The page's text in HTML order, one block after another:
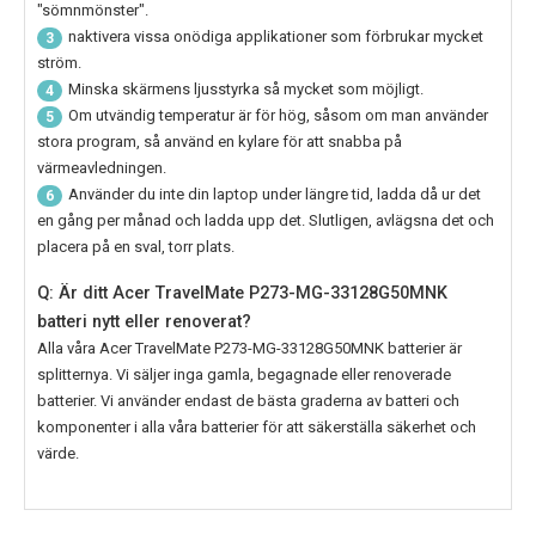
"sömnmönster".
3
naktivera vissa onödiga applikationer som förbrukar mycket
ström.
4 Minska skärmens ljusstyrka så mycket som möjligt.
5
Om utvändig temperatur är för hög, såsom om man använder
stora program, så använd en kylare för att snabba på
värmeavledningen.
6
Använder du inte din laptop under längre tid, ladda då ur det
en gång per månad och ladda upp det. Slutligen, avlägsna det och
placera på en sval, torr plats.
Q: Är ditt Acer TravelMate P273-MG-33128G50MNK
batteri nytt eller renoverat?
Alla våra Acer TravelMate P273-MG-33128G50MNK batterier är
splitternya. Vi säljer inga gamla, begagnade eller renoverade
batterier. Vi använder endast de bästa graderna av batteri och
komponenter i alla våra batterier för att säkerställa säkerhet och
värde.